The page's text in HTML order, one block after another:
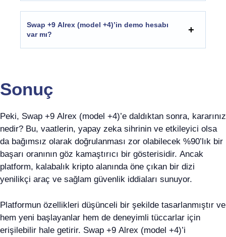
Swap +9 Alrex (model +4)’in demo hesabı
var mı?
Sonuç
Peki, Swap +9 Alrex (model +4)’e daldıktan sonra, kararınız
nedir? Bu, vaatlerin, yapay zeka sihrinin ve etkileyici olsa
da bağımsız olarak doğrulanması zor olabilecek %90’lık bir
başarı oranının göz kamaştırıcı bir gösterisidir. Ancak
platform, kalabalık kripto alanında öne çıkan bir dizi
yenilikçi araç ve sağlam güvenlik iddiaları sunuyor.
Platformun özellikleri düşünceli bir şekilde tasarlanmıştır ve
hem yeni başlayanlar hem de deneyimli tüccarlar için
erişilebilir hale getirir. Swap +9 Alrex (model +4)’i